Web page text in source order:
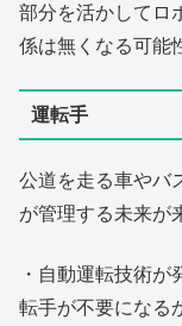
部分を活かしてロ
係は無くなる可能
運転手
公道を走る車やバ
が管理する未来が
・自動運転技術
転手が不要になる